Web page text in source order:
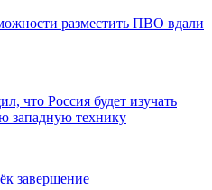
разместить ПВО вдали
что Россия будет изучать
западную технику
завершение